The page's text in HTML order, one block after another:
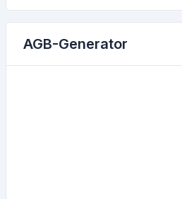
AGB-Generator